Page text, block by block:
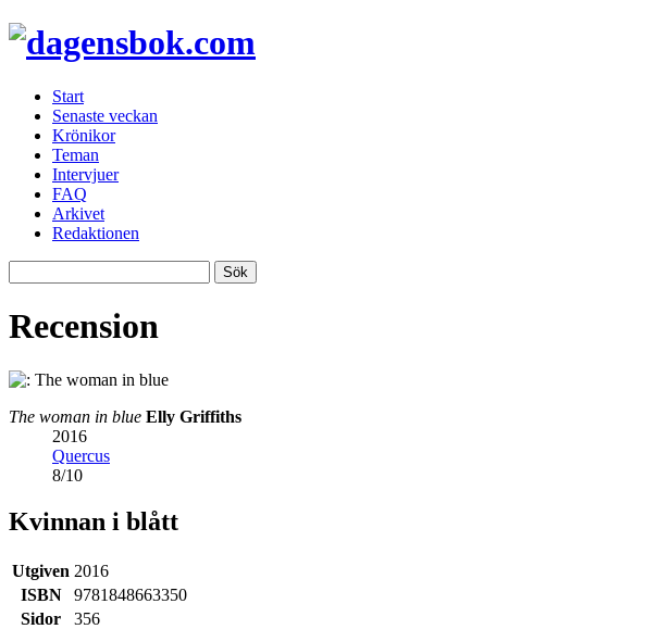
Start
Senaste veckan
Krönikor
Teman
Intervjuer
FAQ
Arkivet
Redaktionen
Recension
The woman in blue Elly Griffiths
2016
Quercus
8/10
Kvinnan i blått
Utgiven 2016
ISBN
9781848663350
Sidor
356